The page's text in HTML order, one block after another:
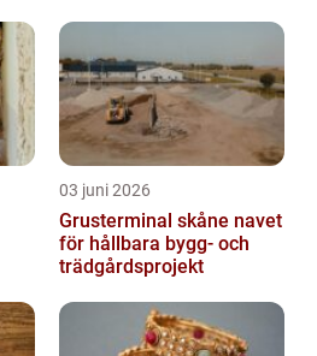
03 juni 2026
Grusterminal skåne navet
för hållbara bygg- och
trädgårdsprojekt